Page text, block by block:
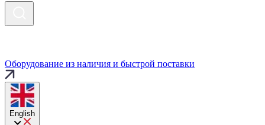
Оборудование из наличия и быстрой поставки
English